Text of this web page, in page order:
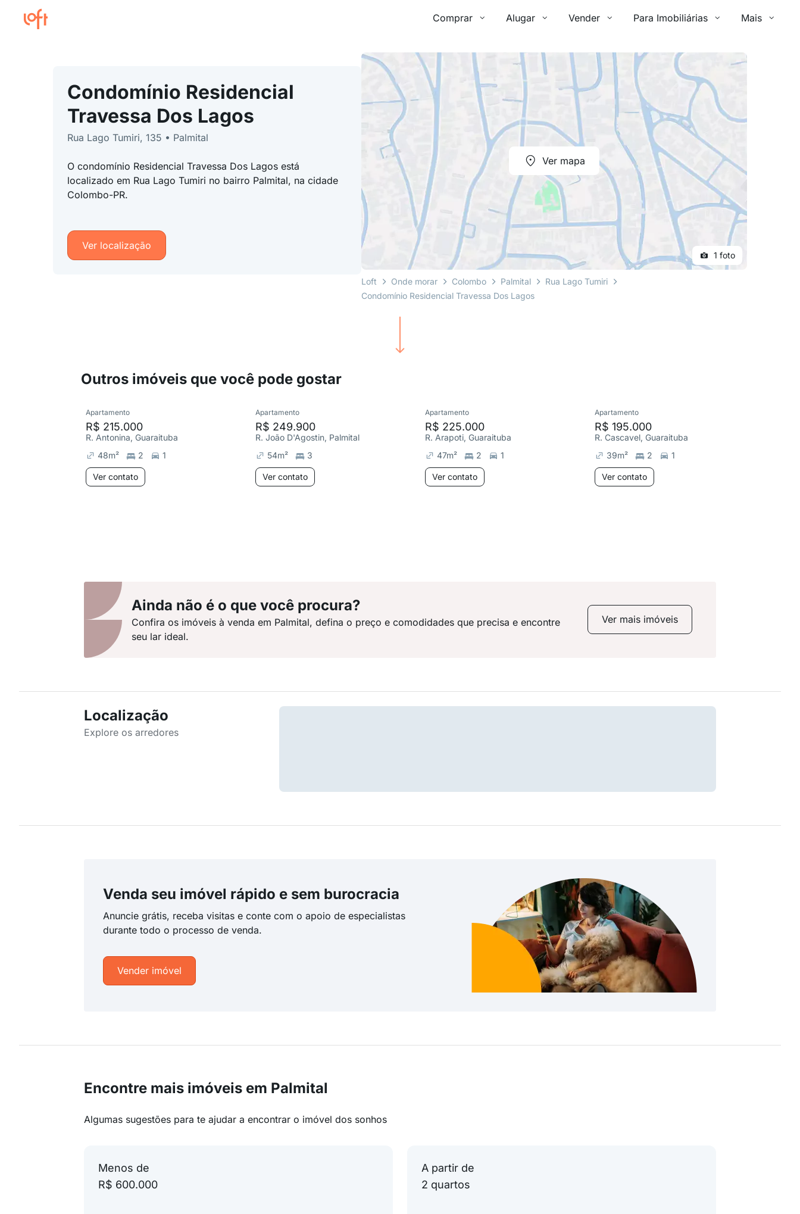
Comprar Alugar Vender Para Imobiliárias Mais
Condomínio Residencial
Travessa Dos Lagos
Rua Lago Tumiri, 135 • Palmital
O condomínio Residencial Travessa Dos Lagos está
localizado em Rua Lago Tumiri no bairro Palmital, na cidade
Colombo-PR.
Ver localização
Ver mapa
1 foto
Loft Onde morar Colombo Palmital
Rua Lago Tumiri
Condomínio Residencial Travessa Dos Lagos
Outros imóveis que você pode gostar
Apartamento
R$ 215.000
R. Antonina, Guaraituba
48m² 2 1
Ver contato
Apartamento
R$ 249.900
R. João D'Agostin, Palmital
54m² 3
Ver contato
Apartamento
R$ 225.000
R. Arapoti, Guaraituba
47m² 2 1
Ver contato
Apartamento
R$ 195.000
R. Cascavel, Guaraituba
39m² 2 1
Ver contato
Ainda não é o que você procura?
Confira os imóveis à venda em Palmital, defina o preço e comodidades que precisa e encontre
seu lar ideal.
Ver mais imóveis
Localização
Explore os arredores
Venda seu imóvel rápido e sem burocracia
Anuncie grátis, receba visitas e conte com o apoio de especialistas
durante todo o processo de venda.
Vender imóvel
Encontre mais imóveis em Palmital
Algumas sugestões para te ajudar a encontrar o imóvel dos sonhos
Menos de
R$ 600.000
A partir de
2 quartos